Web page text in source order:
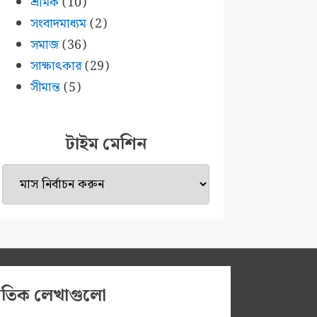
সংবাদমাধ্যম(2)
সমাজ(36)
সাক্ষাৎকার(29)
সীমান্ত(5)
টাইম মেশিন
টাইম
মেশিন
লেখাগুলো